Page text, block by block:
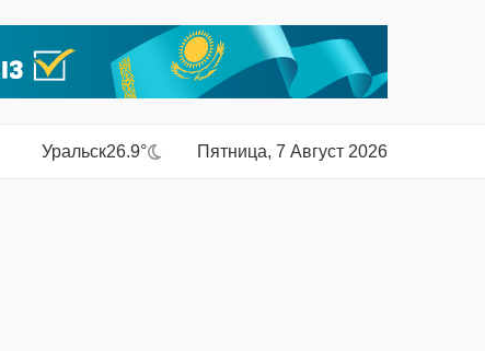
Уральск26.9° Пятница, 7 Август 2026